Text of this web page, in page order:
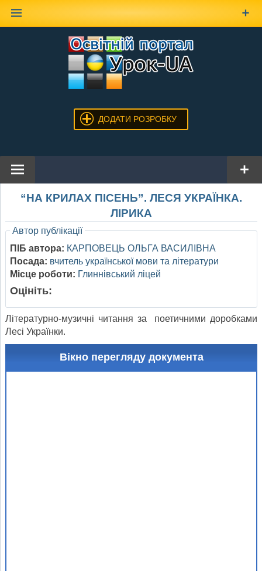
ДОДАТИ РОЗРОБКУ
“НА КРИЛАХ ПІСЕНЬ”. ЛЕСЯ УКРАЇНКА.
ЛІРИКА
Автор публікації
ПІБ автора: КАРПОВЕЦЬ ОЛЬГА ВАСИЛІВНА
Посада: вчитель української мови та літератури
Місце роботи: Глиннівський ліцей
Оцініть:
Літературно-музичні читання за поетичними доробками
Лесі Українки.
Вікно перегляду документа